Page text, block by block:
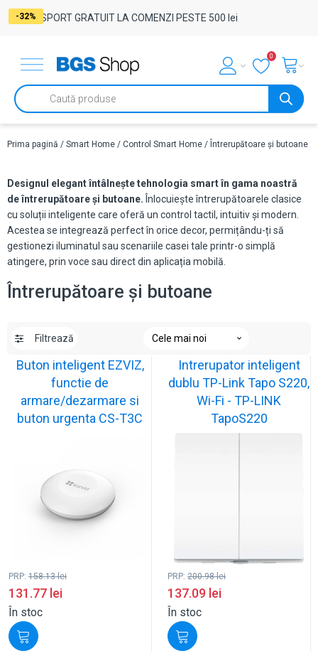
TRANSPORT GRATUIT LA COMENZI PESTE 500 lei
0
Products
search
Prima pagină / Smart Home / Control Smart Home / Întrerupătoare și butoane
Designul elegant întâlnește tehnologia smart în gama noastră
de întrerupătoare și butoane. Înlocuiește întrerupătoarele clasice
cu soluții inteligente care oferă un control tactil, intuitiv și modern.
Acestea se integrează perfect în orice decor, permițându-ți să
gestionezi iluminatul sau scenariile casei tale printr-o simplă
atingere, prin voce sau direct din aplicația mobilă.
Întrerupătoare și butoane
Filtrează
-17%
Buton inteligent EZVIZ,
functie de
armare/dezarmare si
buton urgenta CS-T3C
PRP: 158.13lei
131.77 lei
În stoc
-32%
Intrerupator inteligent
dublu TP-Link Tapo S220,
Wi-Fi - TP-LINK
TapoS220
PRP: 200.98lei
137.09 lei
În stoc
-32%
-32%